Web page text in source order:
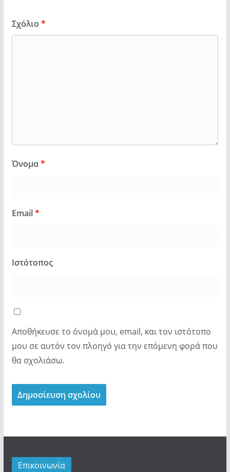
Σχόλιο *
Όνομα*
Email*
Ιστότοπος
Αποθήκευσε το όνομά μου, email, και τον ιστότοπο
μου σε αυτόν τον πλοηγό για την επόμενη φορά που
θα σχολιάσω.
Επικοινωνία